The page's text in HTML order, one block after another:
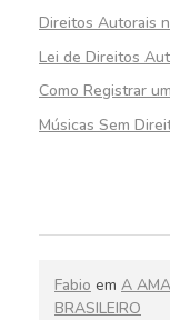
Direitos Autorais
Lei de Direitos
Como Registrar
Músicas Sem
Fabio em A
BRASILEIRO